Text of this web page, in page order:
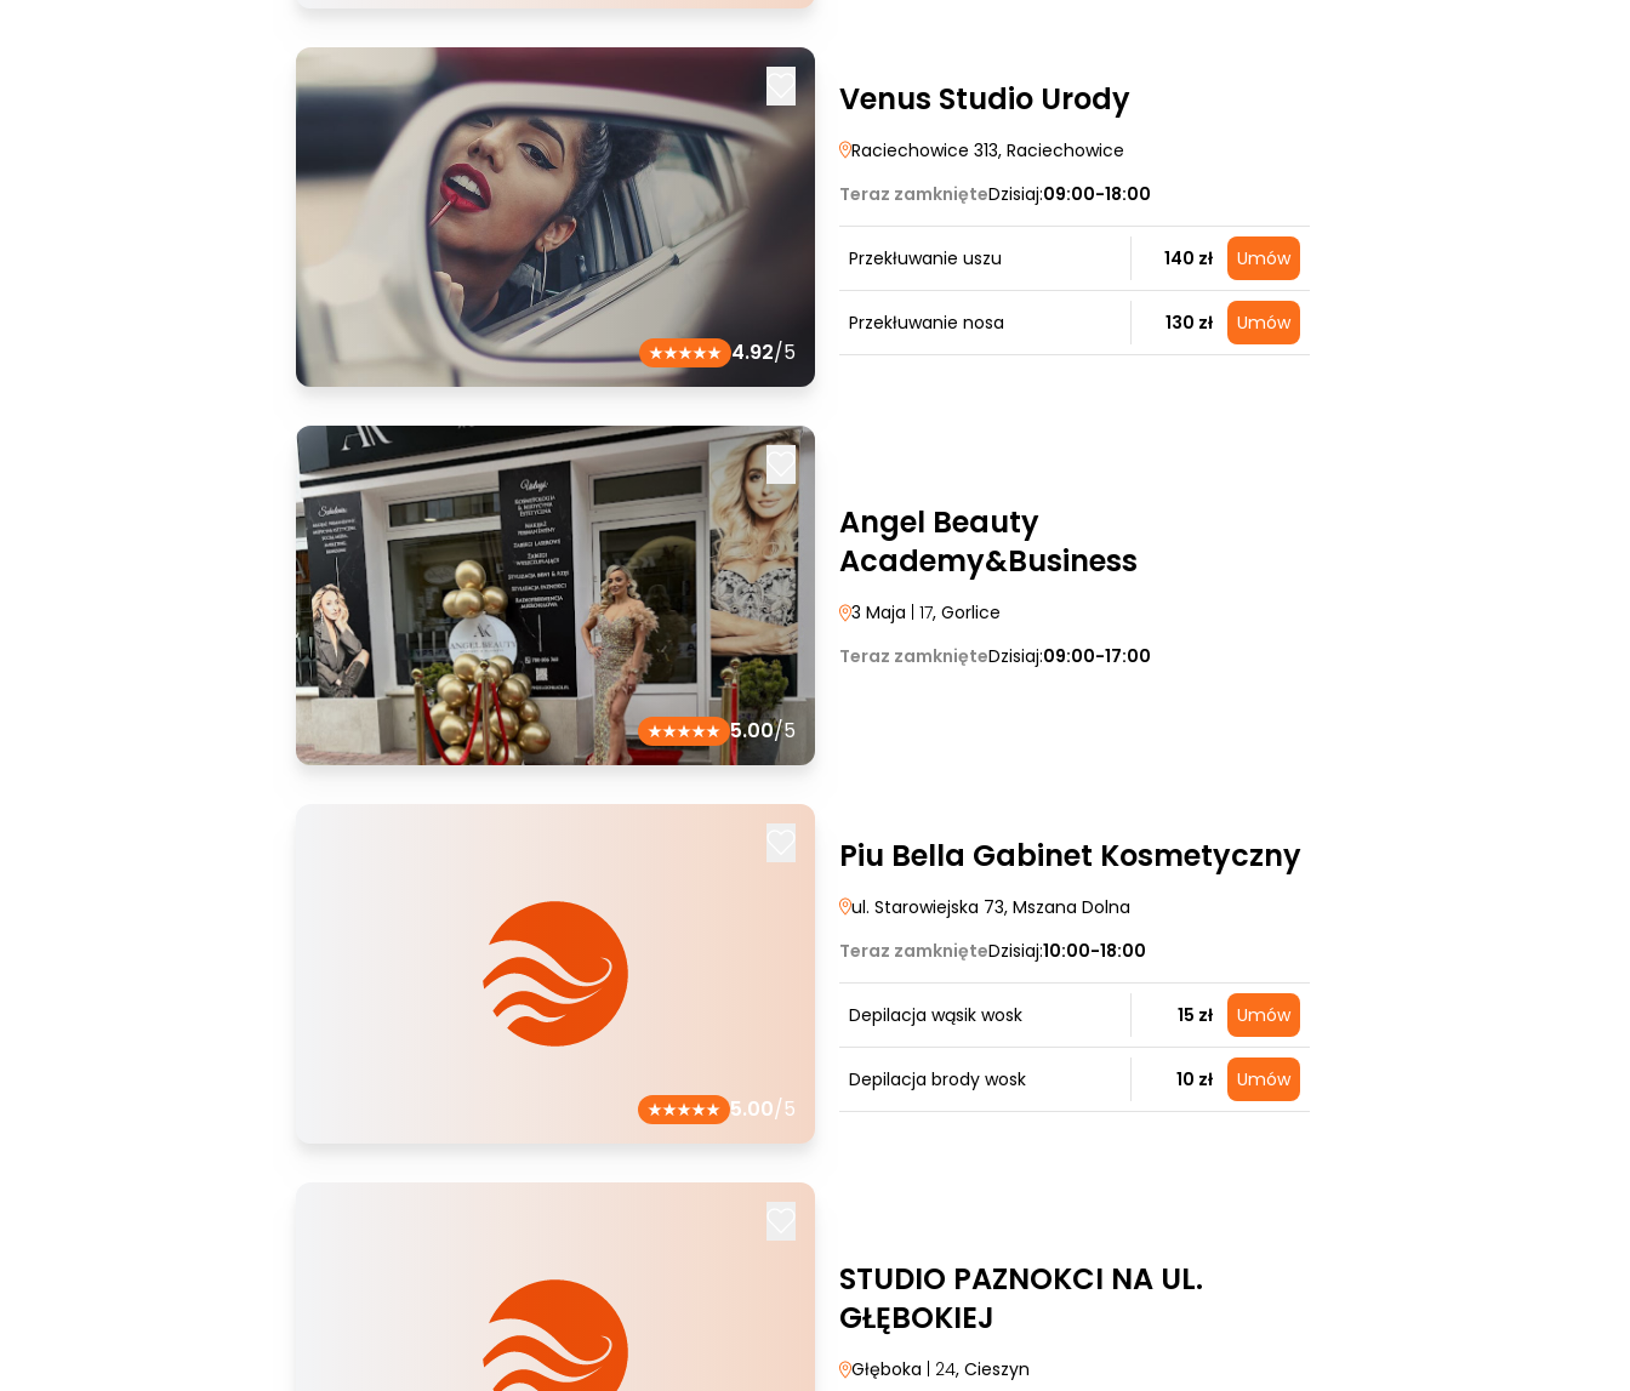
4.92/5
Venus Studio Urody
Raciechowice 313, Raciechowice
Teraz zamknięteDzisiaj:09:00-18:00
Przekłuwanie uszu 140 zł Umów
Przekłuwanie nosa 130 zł Umów
5.00/5
Angel Beauty
Academy&Business
3 Maja | 17, Gorlice
Teraz zamknięteDzisiaj:09:00-17:00
5.00/5
Piu Bella Gabinet Kosmetyczny
ul. Starowiejska 73, Mszana Dolna
Teraz zamknięteDzisiaj:10:00-18:00
Depilacja wąsik wosk 15 zł Umów
Depilacja brody wosk 10 zł Umów
STUDIO PAZNOKCI NA UL.
GŁĘBOKIEJ
Głęboka | 24, Cieszyn